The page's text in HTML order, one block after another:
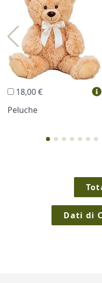
Profumi
Trudi®
Regali
18,00 €
Peluche
Dati di